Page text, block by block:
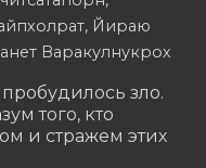
Йираю
Варакулнукрох
зло.
того, кто
и стражем этих